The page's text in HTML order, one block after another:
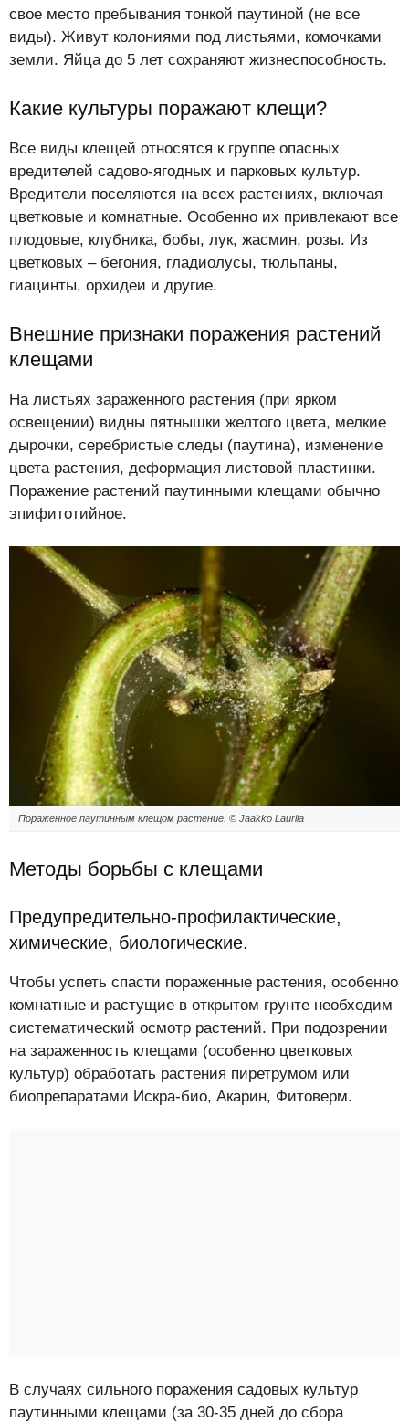
свое место пребывания тонкой паутиной (не все
виды). Живут колониями под листьями, комочками
земли. Яйца до 5 лет сохраняют жизнеспособность.
Какие культуры поражают клещи?
Все виды клещей относятся к группе опасных
вредителей садово-ягодных и парковых культур.
Вредители поселяются на всех растениях, включая
цветковые и комнатные. Особенно их привлекают все
плодовые, клубника, бобы, лук, жасмин, розы. Из
цветковых – бегония, гладиолусы, тюльпаны,
гиацинты, орхидеи и другие.
Внешние признаки поражения растений
клещами
На листьях зараженного растения (при ярком
освещении) видны пятнышки желтого цвета, мелкие
дырочки, серебристые следы (паутина), изменение
цвета растения, деформация листовой пластинки.
Поражение растений паутинными клещами обычно
эпифитотийное.
Пораженное паутинным клещом растение. © Jaakko Laurila
Методы борьбы с клещами
Предупредительно-профилактические,
химические, биологические.
Чтобы успеть спасти пораженные растения, особенно
комнатные и растущие в открытом грунте необходим
систематический осмотр растений. При подозрении
на зараженность клещами (особенно цветковых
культур) обработать растения пиретрумом или
биопрепаратами Искра-био, Акарин, Фитоверм.
В случаях сильного поражения садовых культур
паутинными клещами (за 30-35 дней до сбора